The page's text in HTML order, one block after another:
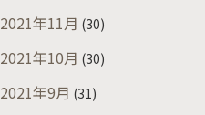
2021年11月 (30)
2021年10月 (30)
2021年9月 (31)